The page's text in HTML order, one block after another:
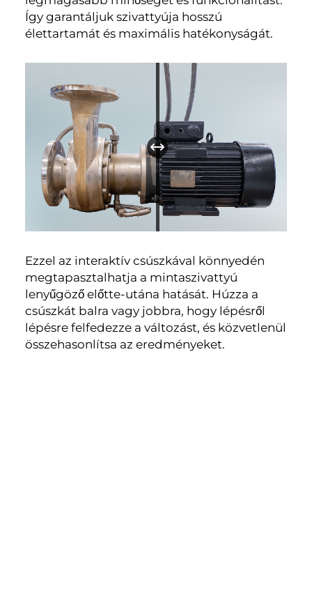
Így garantáljuk szivattyúja hosszú
élettartamát és maximális hatékonyságát.
Ezzel az interaktív csúszkával könnyedén
megtapasztalhatja a mintaszivattyú
lenyűgöző előtte-utána hatását. Húzza a
csúszkát balra vagy jobbra, hogy lépésről
lépésre felfedezze a változást, és közvetlenül
összehasonlítsa az eredményeket.